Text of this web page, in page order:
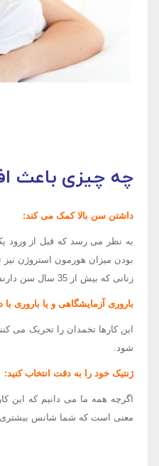
چه چیزی باعث
داشتن سن بالا کمک می کند:
به نظر می رسد که قبل از ورود
بودن میزان هورمون استروژن نیز
زنانی که بیش از 35 سال سن دارند بسیار رایج است اما این فقط در مورد دوقلوهای غیرهمسان صدق می کند.
باروری آزمایشگاهی و یا باروری با
این کارها تخمدان را تحریک می
شود.
ژنتیک خود را به دقت انتخاب کنید:
اگرچه همه ما می دانیم که این
معنی است که شما شانس بیشتری